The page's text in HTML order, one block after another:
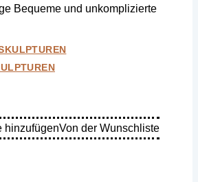
Bequeme und unkomplizierte
hinzufügenVon der Wunschliste